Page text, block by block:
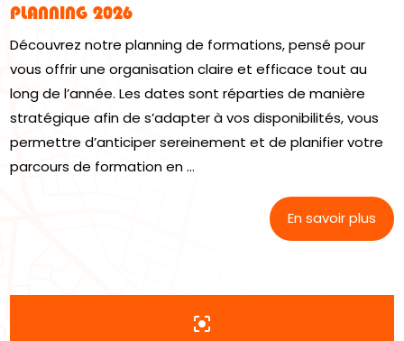
PLANNING 2026
Découvrez notre planning de formations, pensé pour
vous offrir une organisation claire et efficace tout au
long de l’année. Les dates sont réparties de manière
stratégique afin de s’adapter à vos disponibilités, vous
permettre d’anticiper sereinement et de planifier votre
parcours de formation en ...
En savoir plus
center_focus_strong